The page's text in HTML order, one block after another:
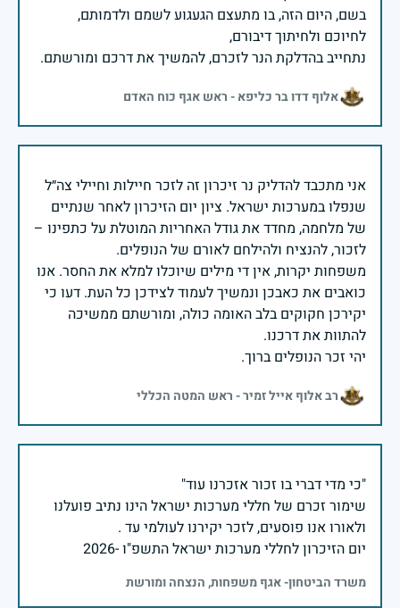
בשם, היום הזה, בו מתעצם הגעגוע לשמם ולדמותם,
נתחייב בהדלקת הנר לזכרם, להמשיך את דרכם ומורשתם.
אלוף דדו בר כליפא - ראש אגף כוח האדם
אני מתכבד להדליק נר זיכרון זה לזכר חיילות וחיילי צה״ל
שנפלו במערכות ישראל. ציון יום הזיכרון לאחר שנתיים
של מלחמה, מחדד את גודל האחריות המוטלת על כתפינו –
משפחות יקרות, אין די מילים שיוכלו למלא את החסר. אנו
כואבים את כאבכן ונמשיך לעמוד לצידכן כל העת. דעו כי
יקירכן חקוקים בלב האומה כולה, ומורשתם ממשיכה
יהי זכר הנופלים ברוך.
רב אלוף אייל זמיר - ראש המטה הכללי
שימור זכרם של חללי מערכות ישראל הינו נתיב פועלנו
יום הזיכרון לחללי מערכות ישראל התשפ"ו -2026
משרד הביטחון- אגף משפחות, הנצחה ומורשת